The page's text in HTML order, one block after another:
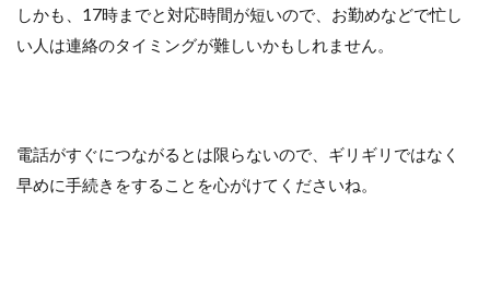
しかも、17時までと対応時間が短いので、お勤めなどで忙し
い人は連絡のタイミングが難しいかもしれません。
電話がすぐにつながるとは限らないので、ギリギリではなく
早めに手続きをすることを心がけてくださいね。